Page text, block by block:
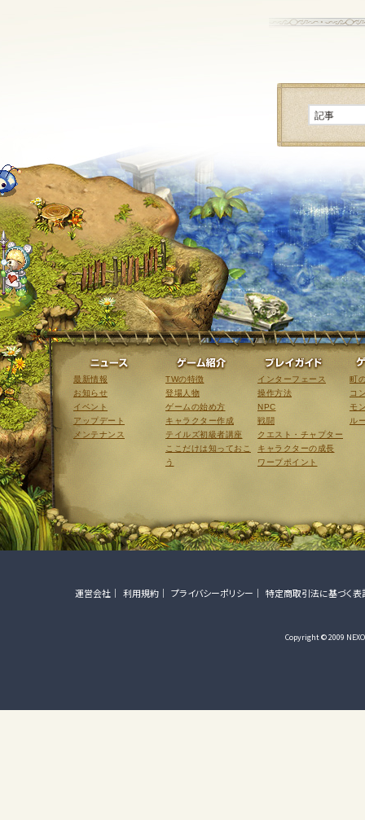
ニュース
最新情報
お知らせ
イベント
アップデート
メンテナンス
ゲーム紹介
TWの特徴
登場人物
ゲームの始め方
キャラクター作成
テイルズ初級者講座
ここだけは知っておこ
う
インターフェース
操作方法
NPC
戦闘
クエスト・チャプター
キャラクターの成長
ワープポイント
町
コ
モ
ル
運営会社 利用規約 プライバシーポリシー 特定商取引法に基づく表
Copyright © 2009